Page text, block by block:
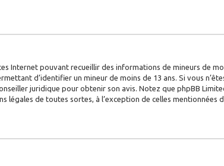
Internet pouvant recueillir des informations de mineurs de
d’identifier un mineur de moins de 13 ans. Si vous
juridique pour obtenir son avis. Notez que phpBB
de toutes sortes, à l’exception de celles mentionnées